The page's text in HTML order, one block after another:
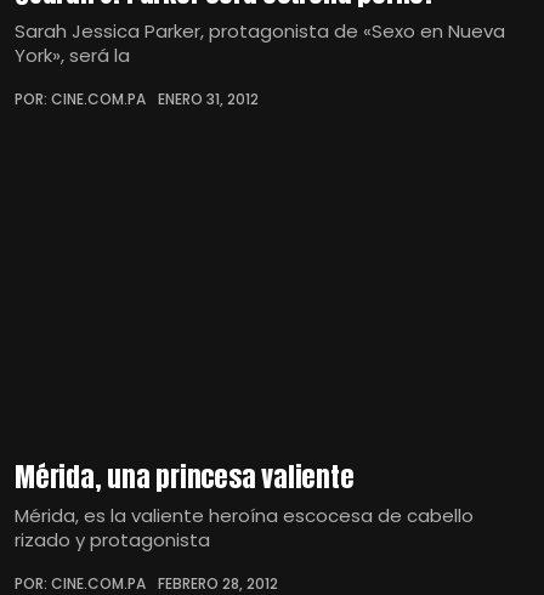
Sarah Jessica Parker, protagonista de «Sexo en Nueva
York», será la
POR: CINE.COM.PA ENERO 31, 2012
Mérida, una princesa valiente
Mérida, es la valiente heroína escocesa de cabello
rizado y protagonista
POR: CINE.COM.PA FEBRERO 28, 2012